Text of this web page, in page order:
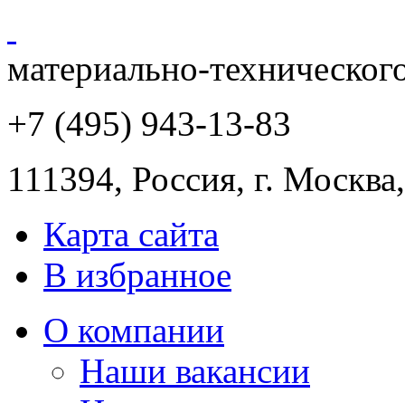
материально-
+7 (495) 943-13-83
111394, Россия, г. Москва
Карта сайта
В избранное
О компании
Наши вакансии